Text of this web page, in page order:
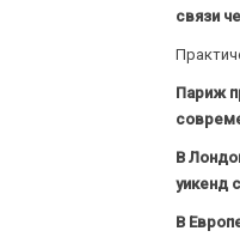
связи
Париж
В
уикенд
В